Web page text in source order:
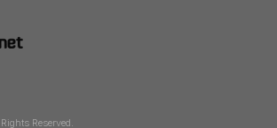
Reserved.